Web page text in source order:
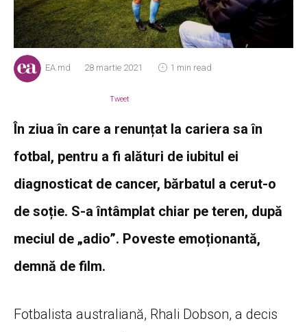
EA.md 28 martie 2021 1 min read
Tweet
În ziua în care a renunțat la cariera sa în
fotbal, pentru a fi alături de iubitul ei
diagnosticat de cancer, bărbatul a cerut-o
de soție. S-a întâmplat chiar pe teren, după
meciul de „adio”. Poveste emoționantă,
demnă de film.
Fotbalista australiană, Rhali Dobson, a decis